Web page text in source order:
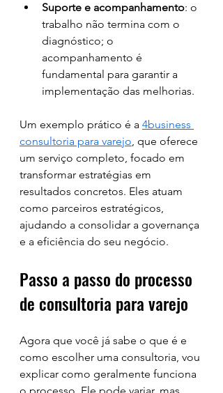
Suporte e acompanhamento: o
trabalho não termina com o
diagnóstico; o
acompanhamento é
fundamental para garantir a
implementação das melhorias.
Um exemplo prático é a 4business
consultoria para varejo, que oferece
um serviço completo, focado em
transformar estratégias em
resultados concretos. Eles atuam
como parceiros estratégicos,
ajudando a consolidar a governança
e a eficiência do seu negócio.
Passo a passo do processo
de consultoria para varejo
Agora que você já sabe o que é e
como escolher uma consultoria, vou
explicar como geralmente funciona